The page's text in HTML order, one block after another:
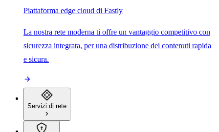
Piattaforma edge cloud di Fastly
La nostra rete moderna ti offre un vantaggio competitivo con
sicurezza integrata, per una distribuzione dei contenuti rapida
e sicura.
Servizi di rete